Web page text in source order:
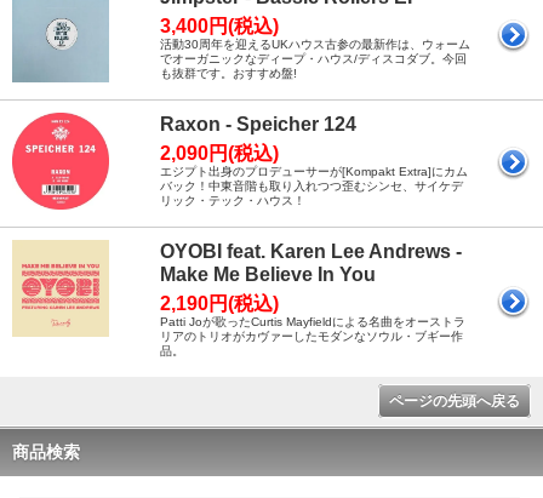
3,400円(税込)
活動30周年を迎えるUKハウス古参の最新作は、ウォーム
でオーガニックなディープ・ハウス/ディスコダブ。今回
も抜群です。おすすめ盤!
Raxon - Speicher 124
2,090円(税込)
エジプト出身のプロデューサーが[Kompakt Extra]にカム
バック！中東音階も取り入れつつ歪むシンセ、サイケデ
リック・テック・ハウス！
OYOBI feat. Karen Lee Andrews -
Make Me Believe In You
2,190円(税込)
Patti Joが歌ったCurtis Mayfieldによる名曲をオーストラ
リアのトリオがカヴァーしたモダンなソウル・ブギー作
品。
ページの先頭へ戻る
商品検索